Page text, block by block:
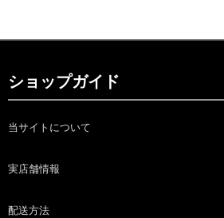
ショップガイド
当サイトについて
実店舗情報
配送方法